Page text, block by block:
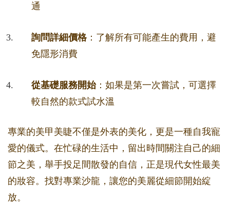
通
詢問詳細價格：了解所有可能產生的費用，避
免隱形消費
從基礎服務開始：如果是第一次嘗試，可選擇
較自然的款式試水溫
專業的美甲美睫不僅是外表的美化，更是一種自我寵
愛的儀式。在忙碌的生活中，留出時間關注自己的細
節之美，舉手投足間散發的自信，正是現代女性最美
的妝容。找對專業沙龍，讓您的美麗從細節開始綻
放。